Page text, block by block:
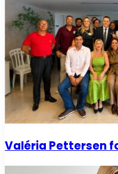
Valéria Pettersen